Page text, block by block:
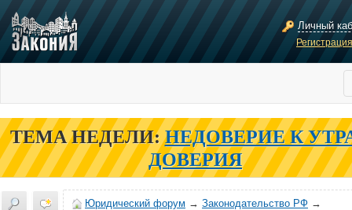
Личный
ТЕМА НЕДЕЛИ: НЕДОВЕРИЕ К
ДОВЕРИЯ
Юридический форум → Законодательство РФ →